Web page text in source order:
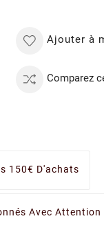
Ajouter à
Comparez
150€ D'achats
Avec Attention